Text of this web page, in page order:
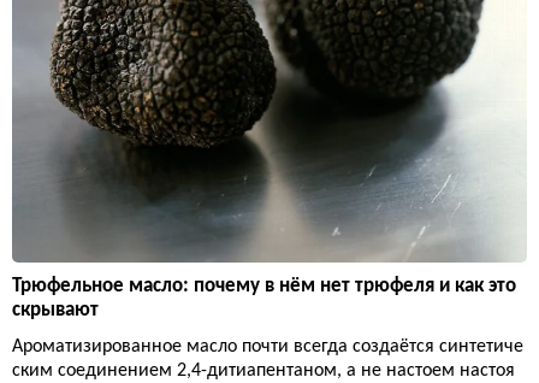
Трюфельное масло: почему в нём нет трюфеля и как это
скрывают
Ароматизированное масло почти всегда создаётся синтетиче
ским соединением 2,4-дитиапентаном, а не настоем настоя